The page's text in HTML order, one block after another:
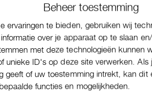
Beheer toestemming
ervaringen te bieden, gebruiken wij
over je apparaat op te slaan
met deze technologieën kunnen
unieke ID's op deze site verwerken. Als
geeft of uw toestemming intrekt, kan dit
functies en mogelijkheden.